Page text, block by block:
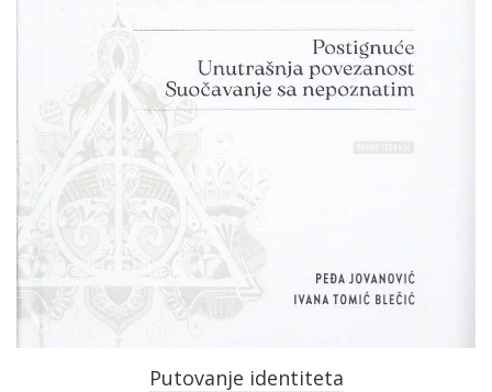
Putovanje identiteta